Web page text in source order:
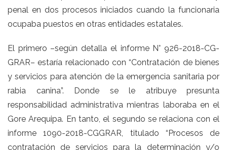
penal en dos procesos iniciados cuando la funcionaria
ocupaba puestos en otras entidades estatales.
El primero –según detalla el informe N° 926-2018-CG-
GRAR– estaría relacionado con “Contratación de bienes
y servicios para atención de la emergencia sanitaria por
rabia canina”. Donde se le atribuye presunta
responsabilidad administrativa mientras laboraba en el
Gore Arequipa. En tanto, el segundo se relaciona con el
informe 1090-2018-CGGRAR, titulado “Procesos de
contratación de servicios para la determinación y/o